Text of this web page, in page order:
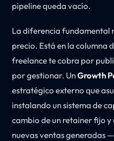
pipeline queda vacío.
La diferencia fundamental
precio. Está en la columna
freelance te cobra por
por gestionar. UnGrowth
estratégico externo que
instalando un sistema de
cambio de un retainer fijo
nuevas ventas generadas